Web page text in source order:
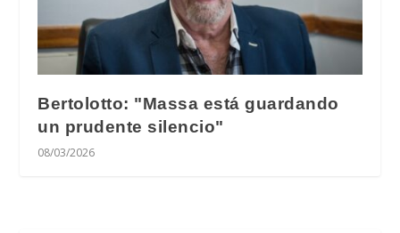
Bertolotto: "Massa está guardando
un prudente silencio"
08/03/2026